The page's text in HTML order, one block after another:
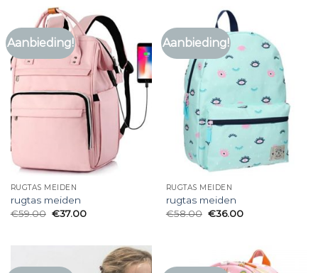
Aanbieding!
RUGTAS MEIDEN
rugtas meiden
€59.00 €37.00
Aanbieding!
RUGTAS MEIDEN
rugtas meiden
€58.00 €36.00